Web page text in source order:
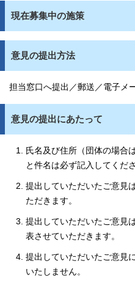
現在募集中の施策
意見の提出方法
担当窓口へ提出／郵送／電子メ
意見の提出にあたって
氏名及び住所（団体の場合
と件名は必ず記入してくださ
提出していただいたご意見
ただきます。
提出していただいたご意見
表させていただきます。
提出していただいたご意見
いたしません。